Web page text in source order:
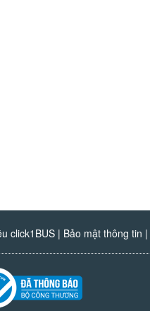
click1BUS| Bảo mật thông tin |